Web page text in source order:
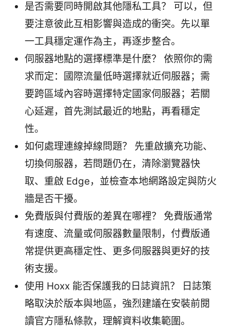
是否需要同時開啟其他隱私工具？ 可以，但
要注意彼此互相影響與造成的衝突。先以單
一工具穩定運作為主，再逐步整合。
伺服器地點的選擇標準是什麼？ 依照你的需
求而定：國際流量低時選擇就近伺服器；需
要跨區域內容時選擇特定國家伺服器；若關
心延遲，首先測試最近的地點，再看穩定
性。
如何處理連線掉線問題？ 先重啟擴充功能、
切換伺服器，若問題仍在，清除瀏覽器快
取、重啟 Edge，並檢查本地網路設定與防火
牆是否干擾。
免費版與付費版的差異在哪裡？ 免費版通常
有速度、流量或伺服器數量限制，付費版通
常提供更高穩定性、更多伺服器與更好的技
術支援。
使用 Hoxx 能否保護我的日誌資訊？ 日誌策
略取決於版本與地區，強烈建議在安裝前閱
讀官方隱私條款，理解資料收集範圍。